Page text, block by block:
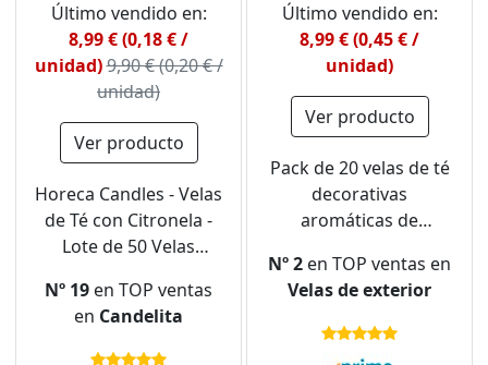
Último vendido en:
8,99 € (0,18 € /
unidad)9,90 € (0,20 € /
unidad)
Ver producto
Horeca Candles - Velas
de Té con Citronela -
Lote de 50 Velas
Duración de
Combustión 4 Horas -
Amarillas - Candelitas
Nº 19 en TOP ventas
en Candelita
Último vendido en:
8,99 € (0,45 € /
unidad)
Ver producto
Pack de 20 velas de té
decorativas
aromáticas de
mosquitos para jardín
y terrazas
Nº 2 en TOP ventas en
Velas de exterior